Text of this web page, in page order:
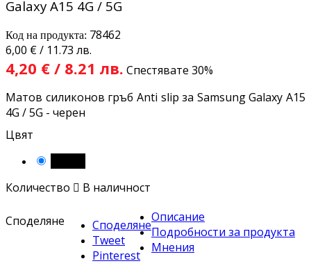
Galaxy A15 4G / 5G
Код на продукта: 78462
6,00 € / 11.73 лв.
4,20 € / 8.21 лв. Спестявате 30%
Матов силиконов гръб Anti slip за Samsung Galaxy A15
4G / 5G - черен
Цвят
Количество  В наличност
Споделяне
Споделяне
Tweet
Pinterest
Описание
Подробности за продукта
Мнения